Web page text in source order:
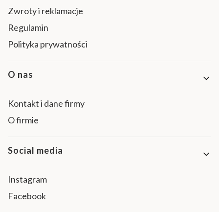
Zwroty i reklamacje
Regulamin
Polityka prywatności
O nas
Kontakt i dane firmy
O firmie
Social media
Instagram
Facebook